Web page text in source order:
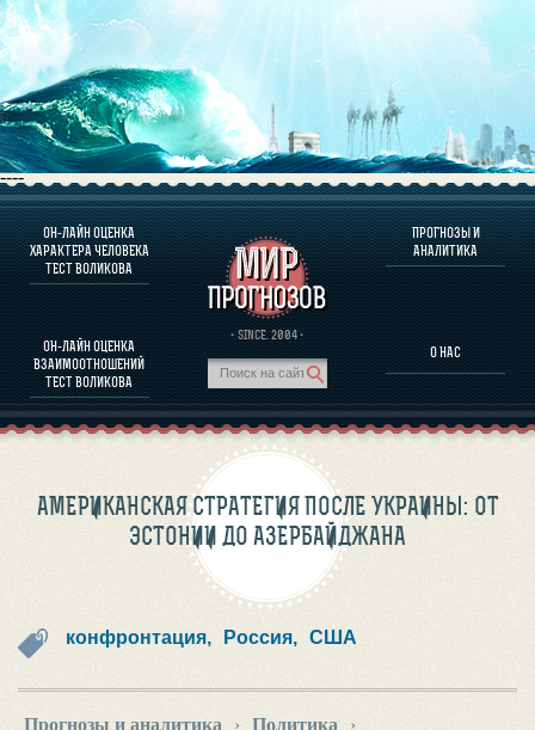
----
ОН-ЛАЙН ОЦЕНКА
ХАРАКТЕРА ЧЕЛОВЕКА
ТЕСТ ВОЛИКОВА
ОН-ЛАЙН ОЦЕНКА
ВЗАИМООТНОШЕНИЙ
ТЕСТ ВОЛИКОВА
· SINCE. 2004 ·
ПРОГНОЗЫ И
АНАЛИТИКА
О НАС
О ПРОГРАММЕ
ОЦЕНКА ХАРАКТЕРA ЧЕЛОВЕКА
ОЦЕНКА ХАРАКТЕРА ВЫДАЮЩИХСЯ ЛИЧНОСТЕЙ
О ПРОГРАММЕ
ПРОГНОЗЫ И АНАЛИТИКА
АМЕРИКАНСКАЯ СТРАТЕГИЯ ПОСЛЕ УКРАИНЫ: ОТ
ЭСТОНИИ ДО АЗЕРБАЙДЖАНА
конфронтация, Россия, США
Прогнозы и аналитика › Политика
›